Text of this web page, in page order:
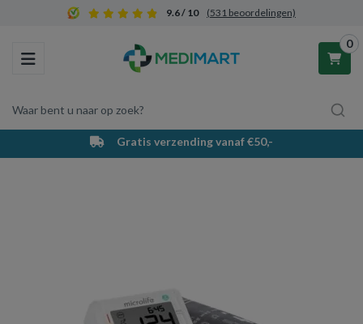
9.6 / 10 (531 beoordelingen)
Toggle navigation
Waar bent u naar op zoek?
0
Winkelwagen
Gratis verzending vanaf €50,-